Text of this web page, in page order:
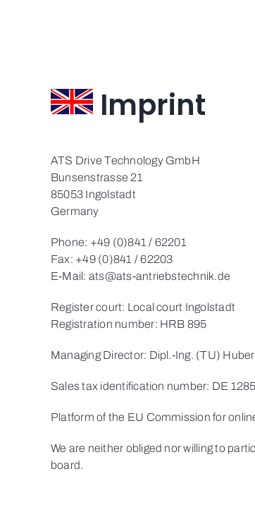
Imprint
ATS Drive Technology GmbH
Bunsenstrasse 21
85053 Ingolstadt
Germany
Phone: +49 (0)841 / 62201
Fax: +49 (0)841 / 62203
E-Mail: ats@ats-antriebstechnik.de
Register court: Local court Ingolstadt
Registration number: HRB 895
Managing Director: Dipl.-Ing. (TU)
Sales tax identification number: DE
Platform of the EU Commission for
We are neither obliged nor willing to
board.